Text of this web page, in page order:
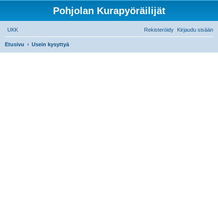
Pohjolan Kurapyöräilijät
UKK Kirjaudu sisään
Rekisteröidy
Etusivu Usein kysyttyä